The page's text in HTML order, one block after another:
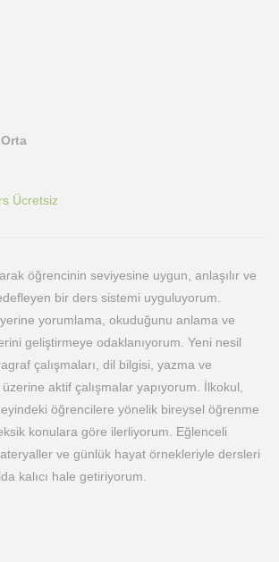
Ücretsiz
öğrencinin seviyesine uygun, anlaşılır ve
bir ders sistemi uyguluyorum.
yorumlama, okuduğunu anlama ve
geliştirmeye odaklanıyorum. Yeni nesil
çalışmaları, dil bilgisi, yazma ve
aktif çalışmalar yapıyorum. İlkokul,
öğrencilere yönelik bireysel öğrenme
konulara göre ilerliyorum. Eğlenceli
ve günlük hayat örnekleriyle dersleri
kalıcı hale getiriyorum.